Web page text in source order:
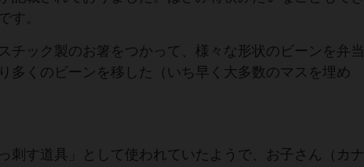
す。
チック製のお箸をつかって、様々な形状のビーンを弁当
多くのビーンを移した（いち早く大多数のマスを埋め
刺す道具」として使われていたようで、お子さん（カナ